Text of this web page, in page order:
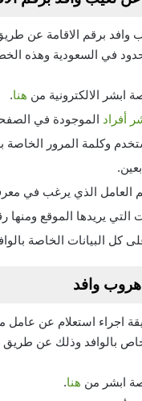
وافد برقم الاقامة عن
في السعودية وهذه
ابشر الالكترونية من هنا.
أفراد الموجودة في
وكلمة المرور الخاصة
العامل الذي يرغب في
التي يريدها الموقع ومنها
كل البيانات الخاصة
هروب وافد
اجراء استعلام عن
بالوافد وذلك عن طريق
ابشر من هنا.